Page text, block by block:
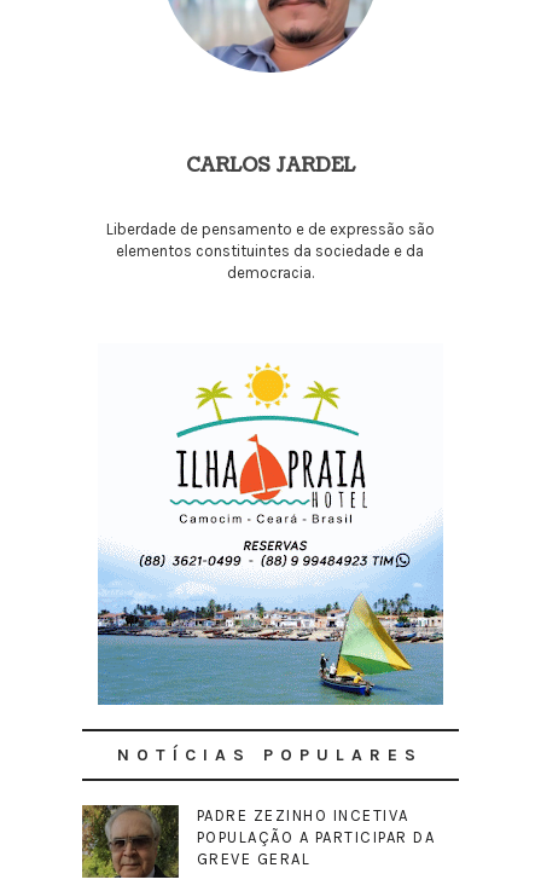
CARLOS JARDEL
Liberdade de pensamento e de expressão são
elementos constituintes da sociedade e da
democracia.
NOTÍCIAS POPULARES
PADRE ZEZINHO INCETIVA
POPULAÇÃO A PARTICIPAR DA
GREVE GERAL